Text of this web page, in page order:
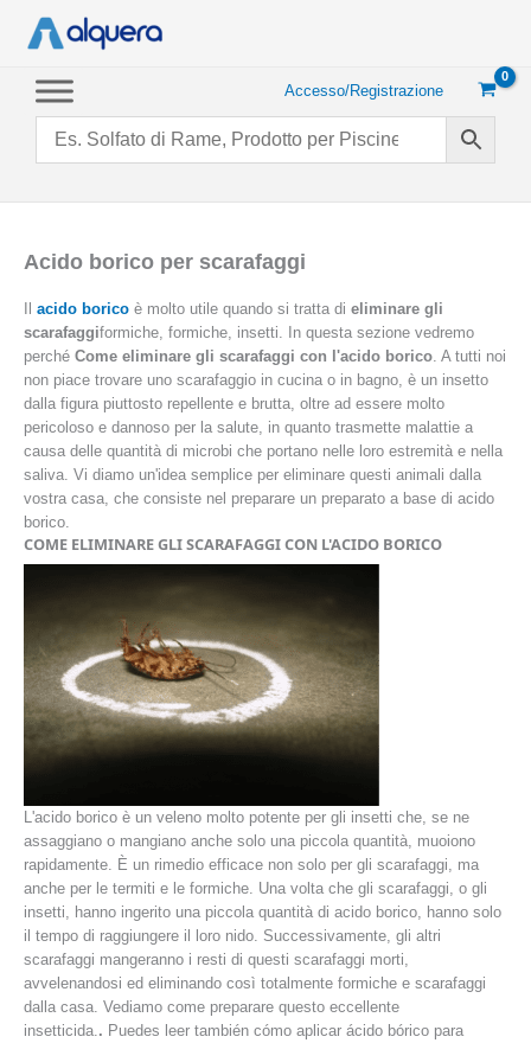
Accesso/Registrazione
Acido borico per scarafaggi
acido borico è molto utile quando si tratta di eliminare gli
scarafaggiformiche, formiche, insetti. In questa sezione vedremo
perché Come eliminare gli scarafaggi con l'acido borico . A tutti noi
non piace trovare uno scarafaggio in cucina o in bagno, è un insetto
dalla figura piuttosto repellente e brutta, oltre ad essere molto
pericoloso e dannoso per la salute, in quanto trasmette malattie a
causa delle quantità di microbi che portano nelle loro estremità e nella
saliva. Vi diamo un'idea semplice per eliminare questi animali dalla
vostra casa, che consiste nel preparare un preparato a base di acido
borico.
COME ELIMINARE GLI SCARAFAGGI CON L'ACIDO BORICO
L'acido borico è un veleno molto potente per gli insetti che, se ne
assaggiano o mangiano anche solo una piccola quantità, muoiono
rapidamente. È un rimedio efficace non solo per gli scarafaggi, ma
anche per le termiti e le formiche. Una volta che gli scarafaggi, o gli
insetti, hanno ingerito una piccola quantità di acido borico, hanno solo
il tempo di raggiungere il loro nido. Successivamente, gli altri
scarafaggi mangeranno i resti di questi scarafaggi morti,
avvelenandosi ed eliminando così totalmente formiche e scarafaggi
dalla casa. Vediamo come preparare questo eccellente
insetticida. . Puedes leer también cómo aplicar ácido bórico para